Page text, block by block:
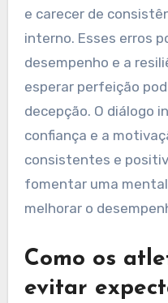
atletas
diálogo
Os atletas
diálogo interno ao
irreais, se envolver
e carecer de
interno. Esses erros
desempenho e a
decepção. O diálogo
confiança e a